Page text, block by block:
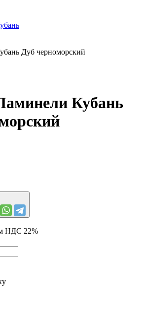
Дуб черноморский
Кубань
НДС 22%